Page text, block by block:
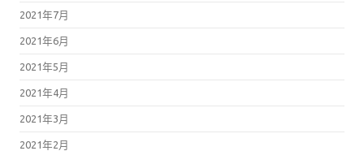
2021年7月
2021年6月
2021年5月
2021年4月
2021年3月
2021年2月